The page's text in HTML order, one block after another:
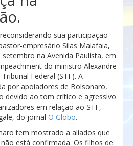
sua participação
empresário Silas Malafaia,
na Avenida Paulista, em
do ministro Alexandre
Federal (STF). A
por apoiadores de Bolsonaro,
devido ao tom crítico e agressivo
em relação ao STF,
do jornal O Globo.
tem mostrado a aliados que
está confirmada. Os filhos de